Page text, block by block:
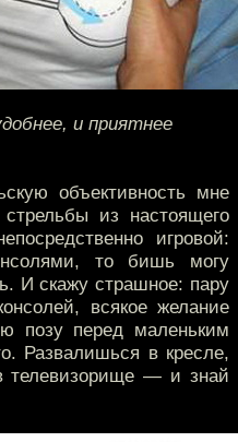
и приятнее
объективность мне
из настоящего
игровой:
то бишь могу
И скажу страшное: пару
всякое желание
позу перед маленьким
Развалишься в кресле,
телевизорище — и знай